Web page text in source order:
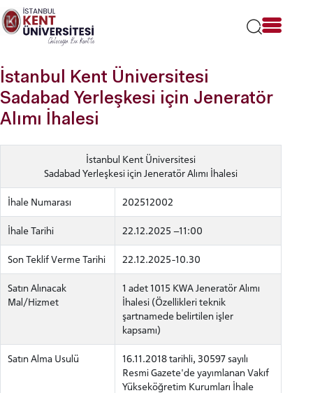
Lütfen
dikkat:
Bu
bir
erişilebilirlik
sistemi
içerir.
İstanbul Kent Üniversitesi
Sadabad Yerleşkesi için Jeneratör
Alımı İhalesi
İstanbul Kent Üniversitesi
Sadabad Yerleşkesi için Jeneratör Alımı İhalesi
İhale Numarası 202512002
İhale Tarihi 22.12.2025 –11:00
Son Teklif Verme Tarihi 22.12.2025-10.30
Satın Alınacak
Mal/Hizmet
1 adet 1015 KWA Jeneratör Alımı
İhalesi (Özellikleri teknik
şartnamede belirtilen işler
kapsamı)
Satın Alma Usulü
16.11.2018 tarihli, 30597 sayılı
Resmi Gazete'de yayımlanan Vakıf
Yükseköğretim Kurumları İhale